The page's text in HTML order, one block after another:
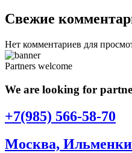
Свежие
Нет комментариев для
Partners welcome
We are looking for
+7(985) 566-58-70
Москва,